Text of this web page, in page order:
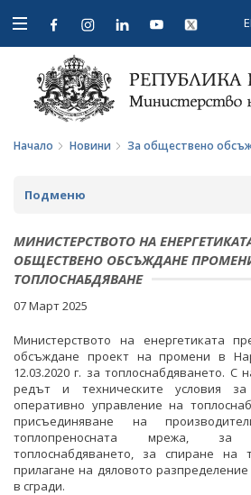
Open
navigation
Начало Новини За обществено
Подменю
НОВИНИ
ПРЕДСТОЯЩИ СЪБИТИЯ
ЗА ОБЩЕСТВЕНО ОБСЪЖДАНЕ
ПРОЕКТИ ЗА ОБЩЕСТВЕНО
ЗАВЪРШИЛИ ПРОЦЕДУРИ ЗА
ОБСЪЖДАНЕ
ИНТЕРВЮТА
ПАРЛАМЕНТАРЕН КОНТРОЛ
МИНИСТЕРСТВОТО НА
ОБЩЕСТВЕНО ОБСЪЖДАНЕ
ТОПЛОСНАБДЯВАНЕ
07 Март 2025
Министерството на енергетиката
обсъждане проект на промени в
12.03.2020 г. за топлоснабдяването. С
редът и техническите условия за
оперативно управление на
присъединяване на
топлопреносната мрежа, за
топлоснабдяването, за спиране на
прилагане на дяловото
в сгради.